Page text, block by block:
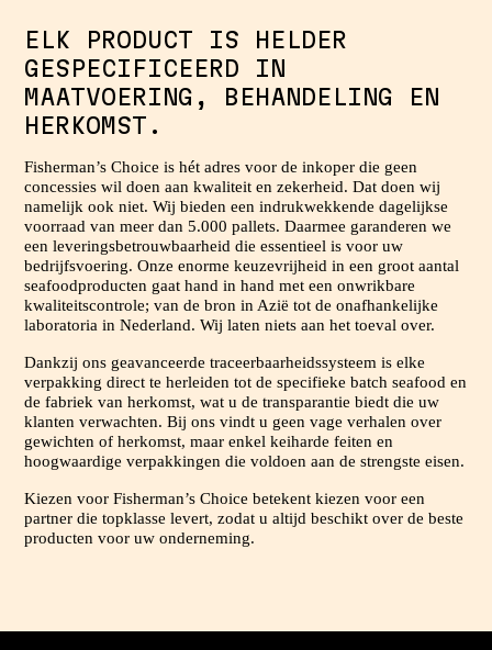
ELK PRODUCT IS HELDER
GESPECIFICEERD IN
MAATVOERING, BEHANDELING EN
HERKOMST.
Fisherman’s Choice is hét adres voor de inkoper die geen
concessies wil doen aan kwaliteit en zekerheid. Dat doen wij
namelijk ook niet. Wij bieden een indrukwekkende dagelijkse
voorraad van meer dan 5.000 pallets. Daarmee garanderen we
een leveringsbetrouwbaarheid die essentieel is voor uw
bedrijfsvoering. Onze enorme keuzevrijheid in een groot aantal
seafoodproducten gaat hand in hand met een onwrikbare
kwaliteitscontrole; van de bron in Azië tot de onafhankelijke
laboratoria in Nederland. Wij laten niets aan het toeval over.
Dankzij ons geavanceerde traceerbaarheidssysteem is elke
verpakking direct te herleiden tot de specifieke batch seafood en
de fabriek van herkomst, wat u de transparantie biedt die uw
klanten verwachten. Bij ons vindt u geen vage verhalen over
gewichten of herkomst, maar enkel keiharde feiten en
hoogwaardige verpakkingen die voldoen aan de strengste eisen.
Kiezen voor Fisherman’s Choice betekent kiezen voor een
partner die topklasse levert, zodat u altijd beschikt over de beste
producten voor uw onderneming.